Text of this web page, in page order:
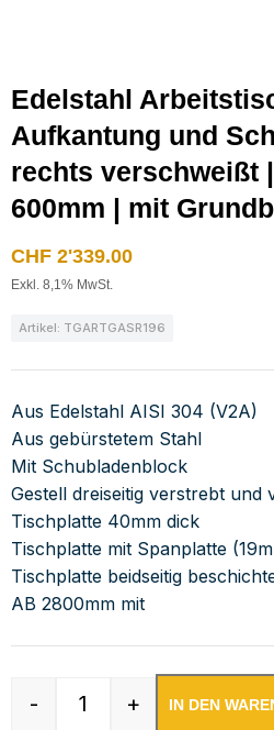
Edelstahl
Aufkantung und
rechts verschweißt
600mm | mit
CHF 2'339.00
Exkl. 8,1% MwSt.
Artikel: TGARTGASR196
Aus Edelstahl AISI 304 (V2A)
Aus gebürstetem Stahl
Mit Schubladenblock
Gestell dreiseitig verstrebt und
Tischplatte 40mm dick
Tischplatte mit Spanplatte
Tischplatte beidseitig
AB 2800mm mit
Edelstahl Arbeitstisch
- + IN DEN